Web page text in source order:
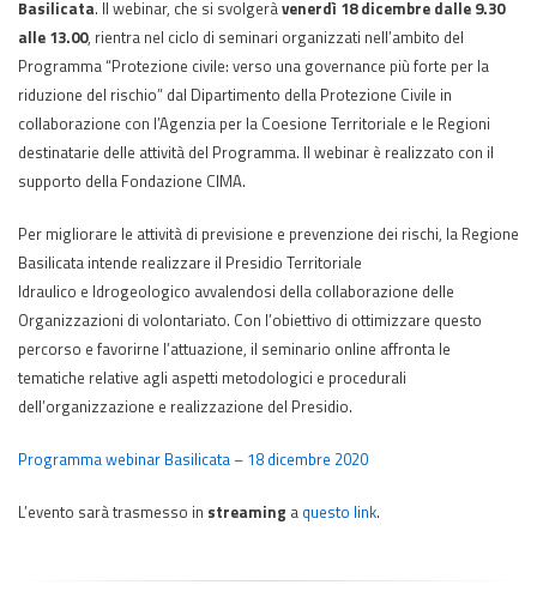
Basilicata. Il webinar, che si svolgeràvenerdì 18 dicembre dalle 9.30
alle 13.00, rientra nel ciclo di seminari organizzati nell’ambito del
Programma “Protezione civile: verso una governance più forte per la
riduzione del rischio” dal Dipartimento della Protezione Civile in
collaborazione con l’Agenzia per la Coesione Territoriale e le Regioni
destinatarie delle attività del Programma. Il webinar è realizzato con il
supporto della Fondazione CIMA.
Per migliorare le attività di previsione e prevenzione dei rischi, la Regione
Basilicata intende realizzare il Presidio Territoriale
Idraulico e Idrogeologico avvalendosi della collaborazione delle
Organizzazioni di volontariato. Con l’obiettivo di ottimizzare questo
percorso e favorirne l’attuazione, il seminario online affronta le
tematiche relative agli aspetti metodologici e procedurali
dell’organizzazione e realizzazione del Presidio.
Programma webinar Basilicata – 18 dicembre 2020
L’evento sarà trasmesso in streaming a questo link.